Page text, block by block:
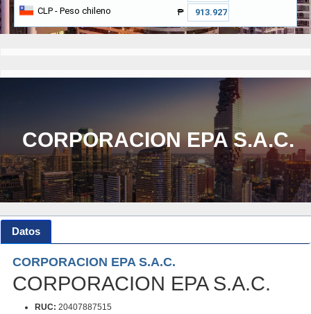
CLP - Peso chileno ₱
CORPORACION EPA S.A.C.
Datos
CORPORACION EPA S.A.C.
CORPORACION EPA S.A.C.
RUC: 20407887515